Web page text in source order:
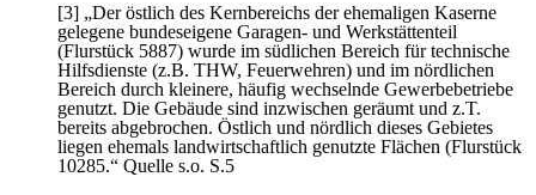
[3]
Der östlich des Kernbereichs der ehemaligen Kaserne
gelegene bundeseigene Garagen- und Werkstättenteil
(Flurstück 5887) wurde im südlichen Bereich für technische
Hilfsdienste (z.B. THW, Feuerwehren) und im nördlichen
Bereich durch kleinere, häufig wechselnde Gewerbebetriebe
genutzt. Die Gebäude sind inzwischen geräumt und z.T.
bereits abgebrochen. Östlich und nördlich dieses Gebietes
liegen ehemals landwirtschaftlich genutzte Flächen (Flurstück
10285.
Quelle s.o. S.5